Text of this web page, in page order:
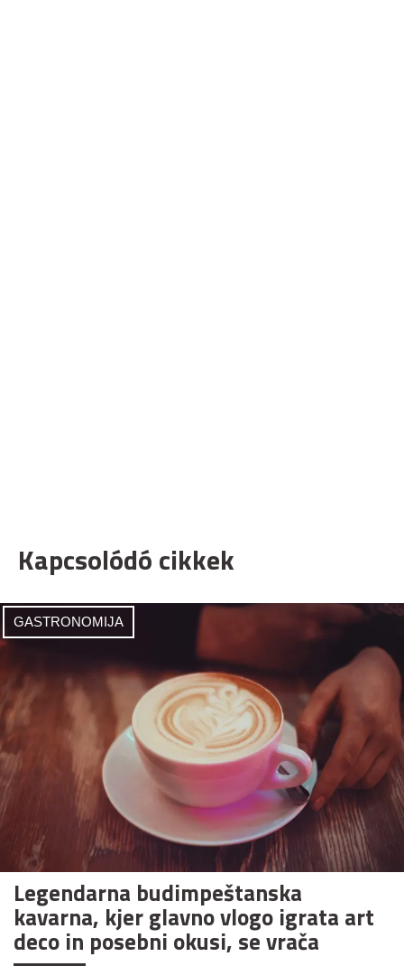
Kapcsolódó cikkek
GASTRONOMIJA
Legendarna budimpeštanska
kavarna, kjer glavno vlogo igrata art
deco in posebni okusi, se vrača